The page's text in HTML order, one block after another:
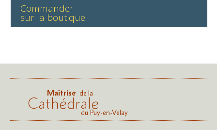
Commander
sur la boutique
Maîtrise de la
Cathédraledu Puy-en-Velay